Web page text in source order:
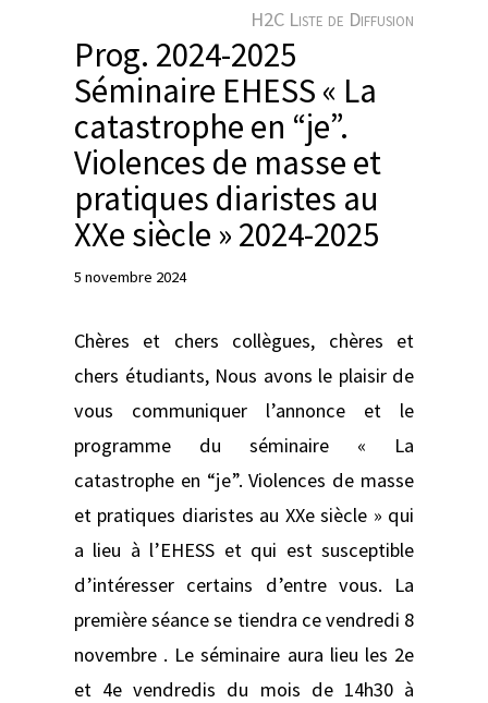
H2C Liste de Diffusion
Prog. 2024-2025
Séminaire EHESS « La
catastrophe en “je”.
Violences de masse et
pratiques diaristes au
XXe siècle » 2024-2025
5 novembre 2024
Chères et chers collègues, chères et
chers étudiants, Nous avons le plaisir de
vous communiquer l’annonce et le
programme du séminaire « La
catastrophe en “je”. Violences de masse
et pratiques diaristes au XXe siècle » qui
a lieu à l’EHESS et qui est susceptible
d’intéresser certains d’entre vous. La
première séance se tiendra ce vendredi 8
novembre . Le séminaire aura lieu les 2e
et 4e vendredis du mois de 14h30 à